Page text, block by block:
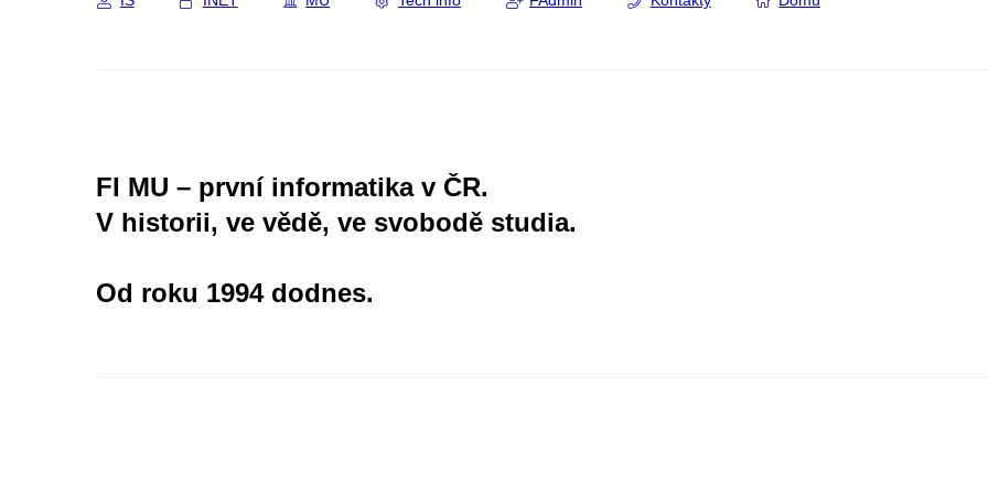
FI MU – první informatika v ČR.
V historii, ve vědě, ve svobodě studia.
Od roku 1994 dodnes.